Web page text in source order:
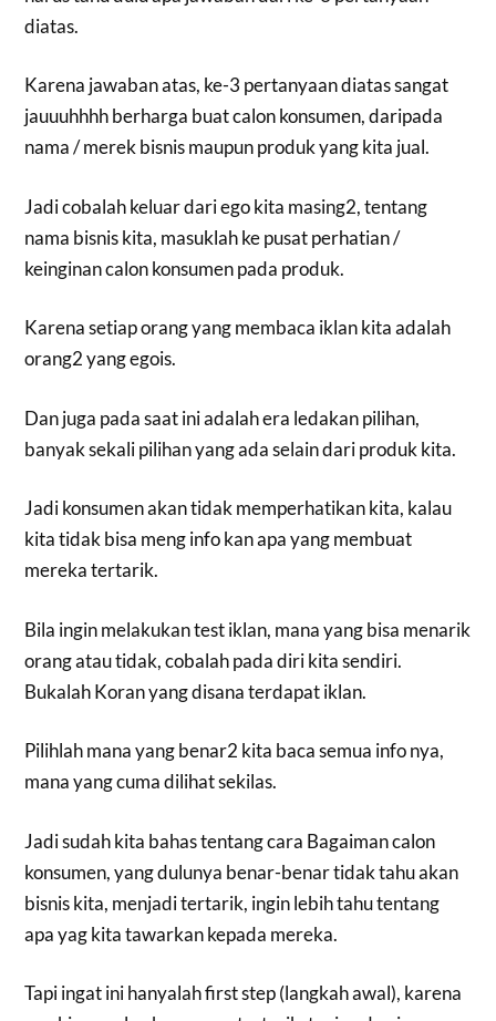
diatas.
Karena jawaban atas, ke-3 pertanyaan diatas sangat
jauuuhhhh berharga buat calon konsumen, daripada
nama / merek bisnis maupun produk yang kita jual.
Jadi cobalah keluar dari ego kita masing2, tentang
nama bisnis kita, masuklah ke pusat perhatian /
keinginan calon konsumen pada produk.
Karena setiap orang yang membaca iklan kita adalah
orang2 yang egois.
Dan juga pada saat ini adalah era ledakan pilihan,
banyak sekali pilihan yang ada selain dari produk kita.
Jadi konsumen akan tidak memperhatikan kita, kalau
kita tidak bisa meng info kan apa yang membuat
mereka tertarik.
Bila ingin melakukan test iklan, mana yang bisa menarik
orang atau tidak, cobalah pada diri kita sendiri.
Bukalah Koran yang disana terdapat iklan.
Pilihlah mana yang benar2 kita baca semua info nya,
mana yang cuma dilihat sekilas.
Jadi sudah kita bahas tentang cara Bagaiman calon
konsumen, yang dulunya benar-benar tidak tahu akan
bisnis kita, menjadi tertarik, ingin lebih tahu tentang
apa yag kita tawarkan kepada mereka.
Tapi ingat ini hanyalah first step (langkah awal), karena